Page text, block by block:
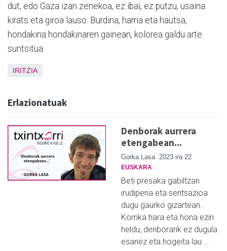
dut, edo Gaza izan zenekoa, ez ibai, ez putzu, usaina
kirats eta giroa lauso. Burdina, harria eta hautsa,
hondakina hondakinaren gainean, kolorea galdu arte
suntsitua.
IRITZIA
Erlazionatuak
Denborak aurrera
etengabean...
Gorka Lasa 2023 ira 22
EUSKARA
Beti presaka gabiltzan
irudipena eta sentsazioa
dugu gaurko gizartean.
Korrika hara eta hona ezin
heldu, denborarik ez dugula
esanez eta hogeita lau …